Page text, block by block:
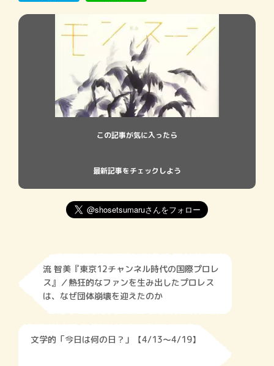
この記事が気に入ったら
最新記事をチェックしよう
流 智美『東京12チャンネル時代の国際プロレ
ス』／熱狂的なファンを生み出したプロレス
は、なぜ団体崩壊を迎えたのか
文学的「今日は何の日？」【4/13～4/19】